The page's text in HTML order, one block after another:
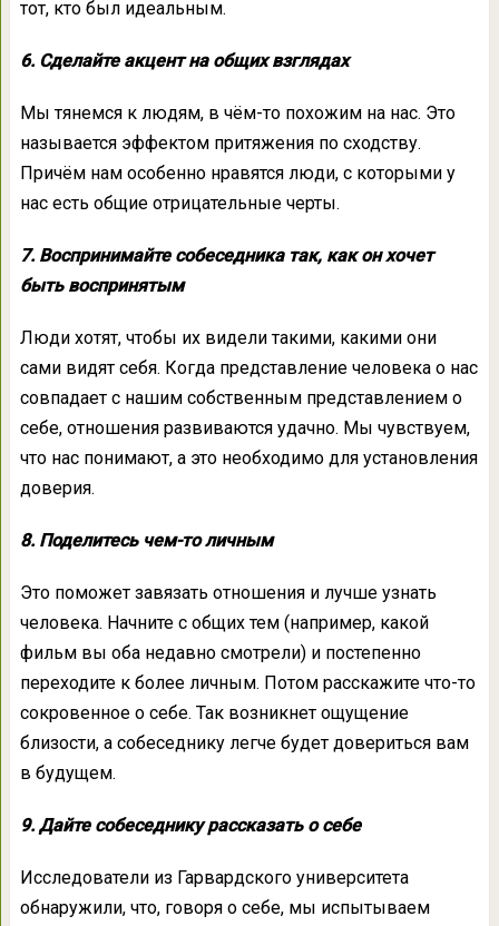
тот, кто был идеальным.
6. Сделайте акцент на общих взглядах
Мы тянемся к людям, в чём-то похожим на нас. Это
называется эффектом притяжения по сходству.
Причём нам особенно нравятся люди, с которыми у
нас есть общие отрицательные черты.
7. Воспринимайте собеседника так, как он хочет
быть воспринятым
Люди хотят, чтобы их видели такими, какими они
сами видят себя. Когда представление человека о нас
совпадает с нашим собственным представлением о
себе, отношения развиваются удачно. Мы чувствуем,
что нас понимают, а это необходимо для установления
доверия.
8. Поделитесь чем-то личным
Это поможет завязать отношения и лучше узнать
человека. Начните с общих тем (например, какой
фильм вы оба недавно смотрели) и постепенно
переходите к более личным. Потом расскажите что-то
сокровенное о себе. Так возникнет ощущение
близости, а собеседнику легче будет довериться вам
в будущем.
9. Дайте собеседнику рассказать о себе
Исследователи из Гарвардского университета
обнаружили, что, говоря о себе, мы испытываем